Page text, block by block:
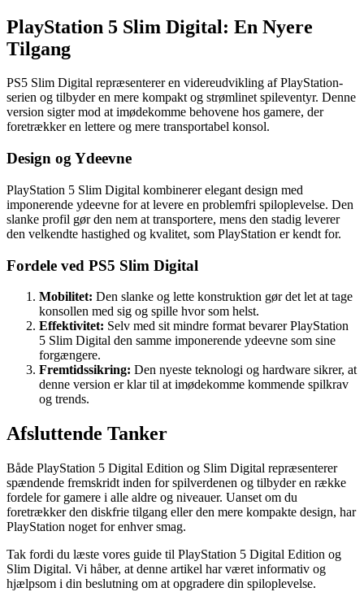
PlayStation 5 Slim Digital: En Nyere
Tilgang
PS5 Slim Digital repræsenterer en videreudvikling af PlayStation-
serien og tilbyder en mere kompakt og strømlinet spileventyr. Denne
version sigter mod at imødekomme behovene hos gamere, der
foretrækker en lettere og mere transportabel konsol.
Design og Ydeevne
PlayStation 5 Slim Digital kombinerer elegant design med
imponerende ydeevne for at levere en problemfri spiloplevelse. Den
slanke profil gør den nem at transportere, mens den stadig leverer
den velkendte hastighed og kvalitet, som PlayStation er kendt for.
Fordele ved PS5 Slim Digital
Mobilitet: Den slanke og lette konstruktion gør det let at tage
konsollen med sig og spille hvor som helst.
Effektivitet: Selv med sit mindre format bevarer PlayStation
5 Slim Digital den samme imponerende ydeevne som sine
forgængere.
Fremtidssikring: Den nyeste teknologi og hardware sikrer, at
denne version er klar til at imødekomme kommende spilkrav
og trends.
Afsluttende Tanker
Både PlayStation 5 Digital Edition og Slim Digital repræsenterer
spændende fremskridt inden for spilverdenen og tilbyder en række
fordele for gamere i alle aldre og niveauer. Uanset om du
foretrækker den diskfrie tilgang eller den mere kompakte design, har
PlayStation noget for enhver smag.
Tak fordi du læste vores guide til PlayStation 5 Digital Edition og
Slim Digital. Vi håber, at denne artikel har været informativ og
hjælpsom i din beslutning om at opgradere din spiloplevelse.